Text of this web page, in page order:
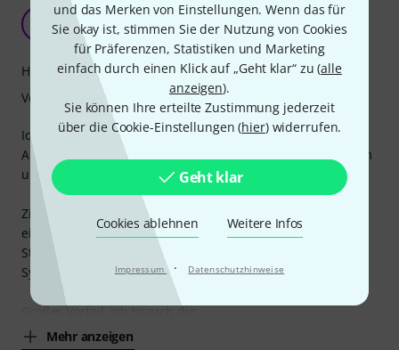
und das Merken von Einstellungen. Wenn das für
Sie okay ist, stimmen Sie der Nutzung von Cookies
für Präferenzen, Statistiken und Marketing
einfach durch einen Klick auf „Geht klar“ zu (alle
anzeigen).
Sie können Ihre erteilte Zustimmung jederzeit
über die Cookie-Einstellungen (hier) widerrufen.
Geht klar
Cookies ablehnen Weitere Infos
Impressum · Datenschutzhinweise
Genau das passende Format
Steve Bass 05.09.2021
Ich war auf der Suche nach einem Koffer, den ich als eine
Art Ersatz für ein Pedalboard auf der Bühne, im Proberaum
und daheim benutzen kann.
Ziel war es, dass mein Boss ME-50B, mein Shure GLXD16,
ein Ampero FS-1 Switch zum Umschalten der Banken, die
Stromversorgung und der Empfänger meines In-Ear-
Systems Platz finden.
Großer Vorteil, ich brauch die
Mehr anzeigen
Handling
Verarbeitung